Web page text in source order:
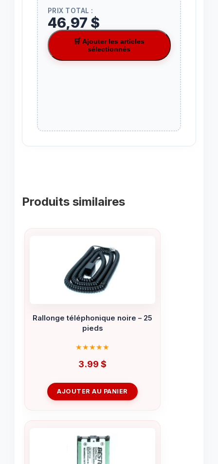
PRIX TOTAL :
46,97 $
🛒 Ajouter les articles
sélectionnés
Produits similaires
Rallonge téléphonique noire – 25
pieds
3.99 $
AJOUTER AU PANIER